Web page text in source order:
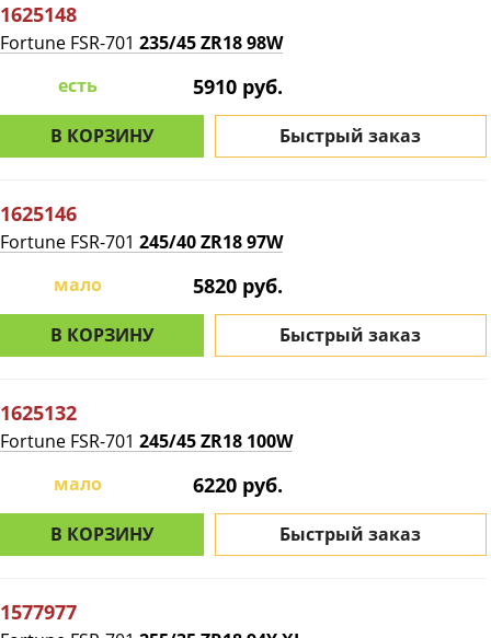
1625148
Fortune FSR-701 235/45 ZR18 98W
есть
5910 руб.
В КОРЗИНУ Быстрый заказ
1625146
Fortune FSR-701 245/40 ZR18 97W
мало
5820 руб.
В КОРЗИНУ Быстрый заказ
1625132
Fortune FSR-701 245/45 ZR18 100W
мало
6220 руб.
В КОРЗИНУ Быстрый заказ
1577977